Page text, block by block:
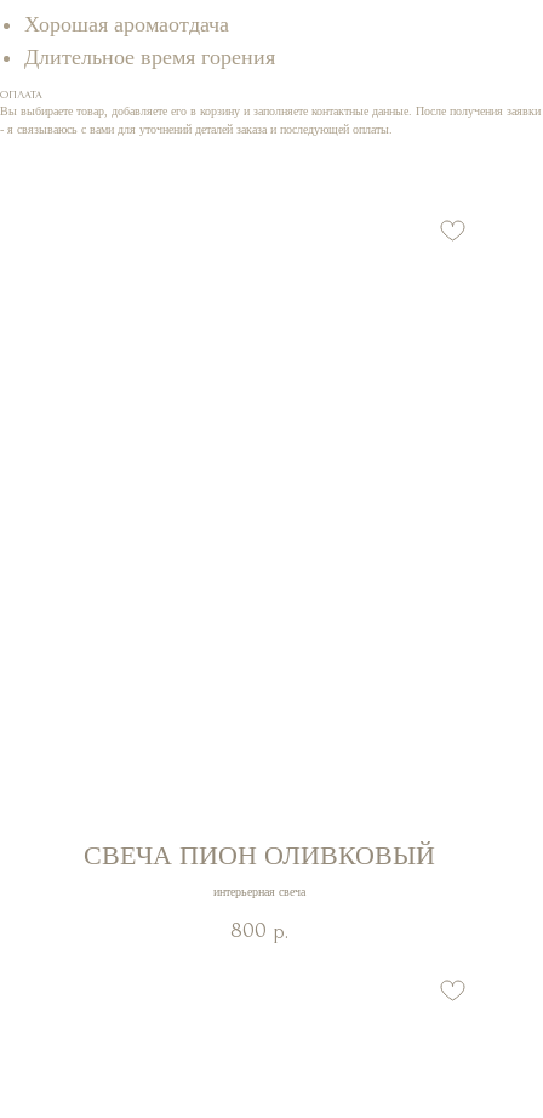
Хорошая аромаотдача
Длительное время горения
ОПЛАТА
Вы выбираете товар, добавляете его в корзину и заполняете контактные данные. После получения заявки
- я связываюсь с вами для уточнений деталей заказа и последующей оплаты.
СВЕЧА ПИОН ОЛИВКОВЫЙ
интерьерная свеча
800 р.